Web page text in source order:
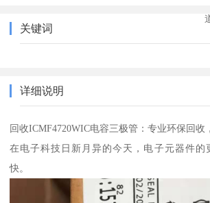
关键词
详细说明
回收ICMF4720WIC电容三极管：专业环保回收
在电子科技日新月异的今天，电子元器件的
快。